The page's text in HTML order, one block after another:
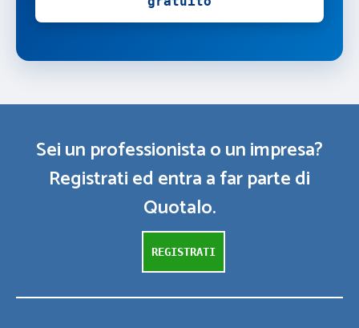
Sei un professionista o un impresa?
Registrati ed entra a far parte di
Quotalo.
REGISTRATI